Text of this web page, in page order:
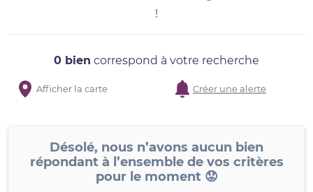
!
0 bien correspond à votre recherche
Afficher la carte Créer une alerte
Désolé, nous n’avons aucun bien
répondant à l’ensemble de vos critères
pour le moment 😟